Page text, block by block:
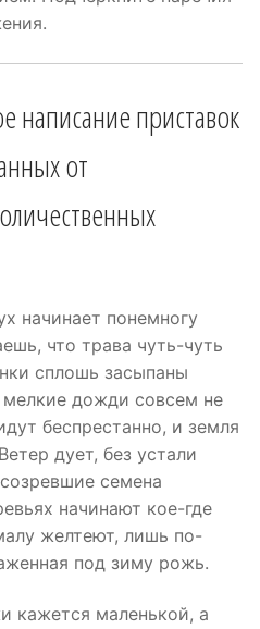
написание приставок
от
начинает понемногу
что трава чуть-чуть
сплошь засыпаны
дожди совсем не
беспрестанно, и земля
дует, без устали
семена
начинают кое-где
желтеют, лишь по-
под зиму рожь.
кажется маленькой, а